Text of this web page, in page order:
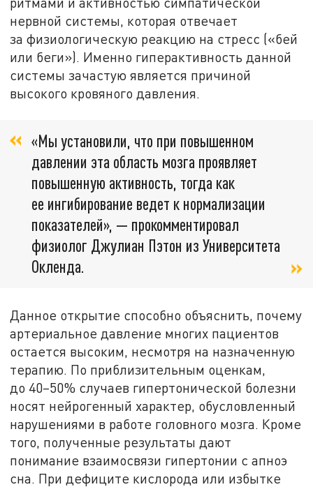
нервной системы, которая отвечает
за физиологическую реакцию на стресс («бей
или беги»). Именно гиперактивность данной
системы зачастую является причиной
высокого кровяного давления.
«Мы установили, что при повышенном
давлении эта область мозга проявляет
повышенную активность, тогда как
ее ингибирование ведет к нормализации
показателей», — прокомментировал
физиолог Джулиан Пэтон из Университета
Окленда.
Данное открытие способно объяснить, почему
артериальное давление многих пациентов
остается высоким, несмотря на назначенную
терапию. По приблизительным оценкам,
до 40–50% случаев гипертонической болезни
носят нейрогенный характер, обусловленный
нарушениями в работе головного мозга. Кроме
того, полученные результаты дают
понимание взаимосвязи гипертонии с апноэ
сна. При дефиците кислорода или избытке